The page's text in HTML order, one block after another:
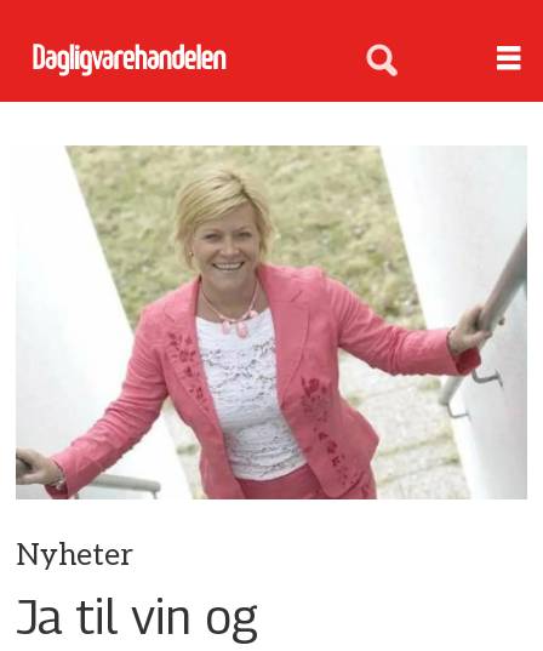
Nyheter
Ja til vin og